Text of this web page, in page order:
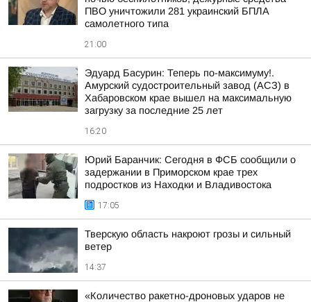
ПВО уничтожили 281 украинский БПЛА
самолетного типа
21:00
Эдуард Басурин: Теперь по-максимуму!.
Амурский судостроительный завод (АСЗ) в
Хабаровском крае вышел на максимальную
загрузку за последние 25 лет
16:20
Юрий Баранчик: Сегодня в ФСБ сообщили о
задержании в Приморском крае трех
подростков из Находки и Владивостока
17:05
Тверскую область накроют грозы и сильный
ветер
14:37
«Количество ракетно-дроновых ударов не